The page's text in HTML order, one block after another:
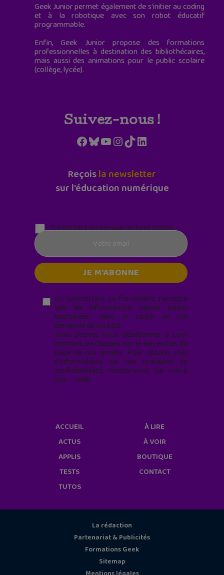
Geek Junior permet également de s'initier au coding
et à la robotique avec son robot éducatif
programmable.
Enfin, Geek Junior propose des formations
professionnelles à destination des bibliothécaires,
mais aussi des animations pour le public scolaire
(collège, lycée).
Suivez-nous !
Facebook
Bluesky
YouTube
Instagram
TikTokLinkedIn
Reçoisla newsletter
sur l'éducation numérique
Parentalité numérique (le lundi matin)
En soumettant ce formulaire, j’accepte
que les informations saisies soient
exploitées* dans le cadre de ma
demande de contact.
Vous pouvez vous désabonner à tout
moment en cliquant sur le lien en bas de
page de nos emails. Pour obtenir plus
d'informations sur nos pratiques de
confidentialité, rendez-vous sur notre
site web
ACCUEIL
ACTUS
APPLIS
TESTS
TUTOS
À LIRE
À VOIR
BOUTIQUE
CONTACT
La rédaction
Partenariat & Publicités
Formations Geek
Sitemap